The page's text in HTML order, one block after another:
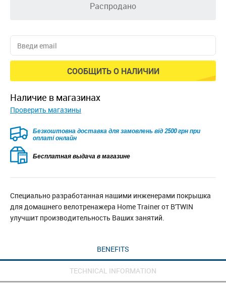
Распродано
СООБЩИТЬ О НАЛИЧИИ
наличие в магазинах
Проверить магазины
Безкоштовна доставка для замовлень від 2500 грн при
оплаті онлайн
Бесплатная выдача в магазине
Специально разработанная нашими инженерами покрышка
для домашнего велотренажера Home Trainer от B'TWIN
улучшит производительность Ваших занятий.
BENEFITS
TECHNICAL INFORMATION